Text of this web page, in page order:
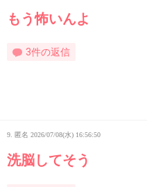
もう怖いんよ
3件の返信
9. 匿名 2026/07/08(水) 16:56:50
洗脳してそう